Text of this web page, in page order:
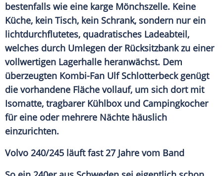
bestenfalls wie eine karge Mönchszelle. Keine
Küche, kein Tisch, kein Schrank, sondern nur ein
lichtdurchflutetes, quadratisches Ladeabteil,
welches durch Umlegen der Rücksitzbank zu einer
vollwertigen Lagerhalle heranwächst. Dem
überzeugten Kombi-Fan Ulf Schlotterbeckgenügt
die vorhandene Fläche vollauf, um sich dort mit
Isomatte, tragbarer Kühlbox und Campingkocher
für eine oder mehrere Nächte häuslich
einzurichten.
Volvo 240/245 läuft fast 27 Jahre vom Band